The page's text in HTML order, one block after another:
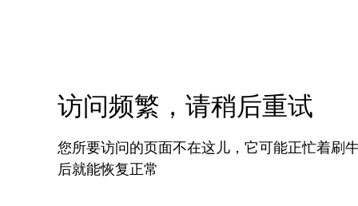
访问频繁，请稍后重试
您所要访问的页面不在这儿，它可能正忙着刷
后就能恢复正常